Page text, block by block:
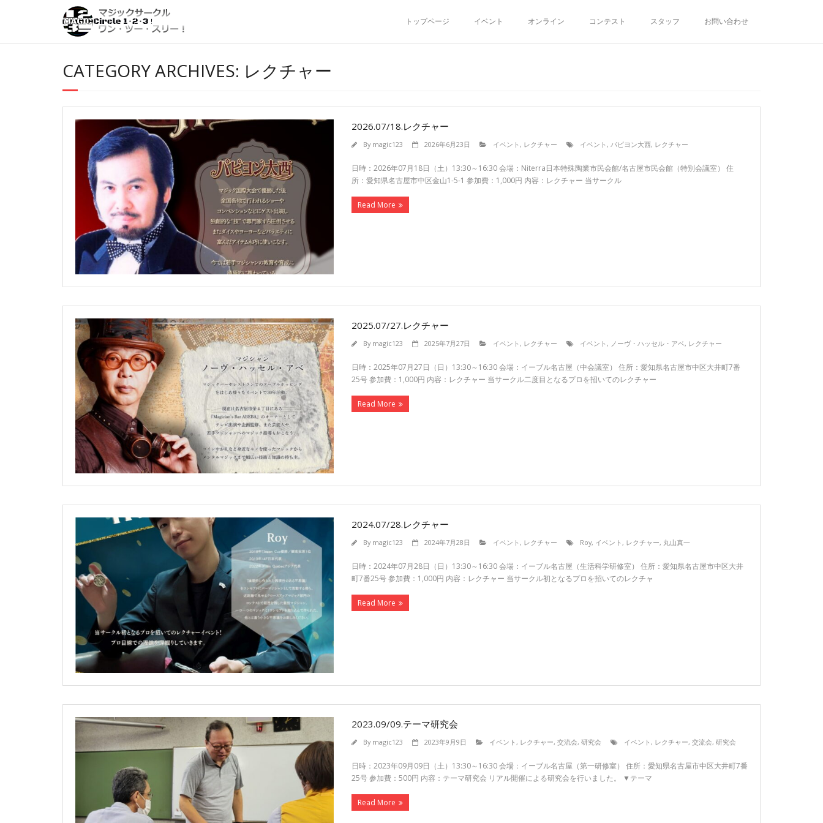
トップページ イベント オンライン コンテスト スタッフ お問い合わせ
CATEGORY ARCHIVES: レクチャー
2026.07/18.レクチャー
By magic123 2026年6月23日 イベント , レクチャー イベント , パピヨン大西, レクチャー
日時：2026年07月18日（土）13:30～16:30 会場：Niterra日本特殊陶業市民会館/名古屋市民会館（特別会議室） 住
所：愛知県名古屋市中区金山1-5-1 参加費：1,000円 内容：レクチャー 当サークル
Read More
2025.07/27.レクチャー
By magic123 2025年7月27日 イベント , レクチャー イベント , ノーヴ・ハッセル・アベ, レクチャー
日時：2025年07月27日（日）13:30～16:30 会場：イーブル名古屋（中会議室） 住所：愛知県名古屋市中区大井町7番
25号 参加費：1,000円 内容：レクチャー 当サークル二度目となるプロを招いてのレクチャー
Read More
2024.07/28.レクチャー
By magic123 2024年7月28日 イベント , レクチャー Roy, イベント , レクチャー, 丸山真一
日時：2024年07月28日（日）13:30～16:30 会場：イーブル名古屋（生活科学研修室） 住所：愛知県名古屋市中区大井
町7番25号 参加費：1,000円 内容：レクチャー 当サークル初となるプロを招いてのレクチャ
Read More
2023.09/09.テーマ研究会
By magic123 2023年9月9日 イベント , レクチャー, 交流会, 研究会 イベント , レクチャー, 交流会, 研究会
日時：2023年09月09日（土）13:30～16:30 会場：イーブル名古屋（第一研修室） 住所：愛知県名古屋市中区大井町7番
25号 参加費：500円 内容：テーマ研究会 リアル開催による研究会を行いました。 ▼テーマ
Read More